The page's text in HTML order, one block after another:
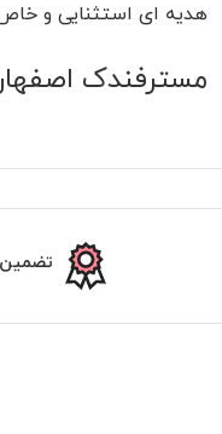
هدیه ای استثنایی و خاص
مسترفندک
تضمین